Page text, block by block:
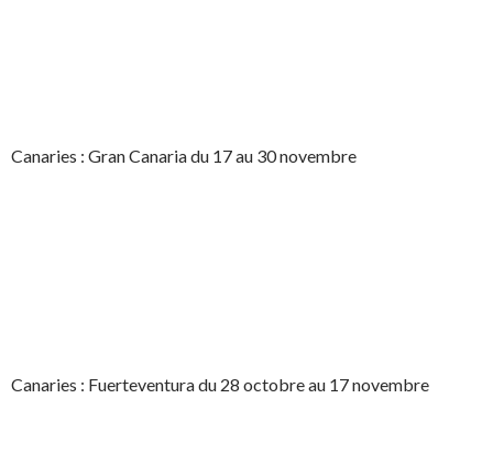
Canaries : Gran Canaria du 17 au 30 novembre
Canaries : Fuerteventura du 28 octobre au 17 novembre